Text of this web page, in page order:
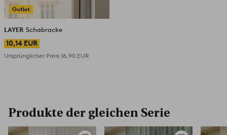
Outlet
LAYER Schabracke
10,14 EUR
Ursprünglicher Preis 16,90 EUR
Produkte der gleichen Serie